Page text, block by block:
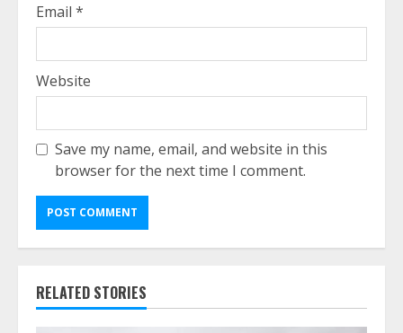
Email *
Website
Save my name, email, and website in this
browser for the next time I comment.
RELATED STORIES